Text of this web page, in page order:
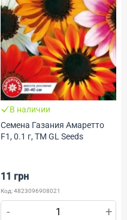
В наличии
Семена Газания Амаретто
F1, 0.1 г, ТМ GL Seeds
11 грн
Код: 4823096908021
- +